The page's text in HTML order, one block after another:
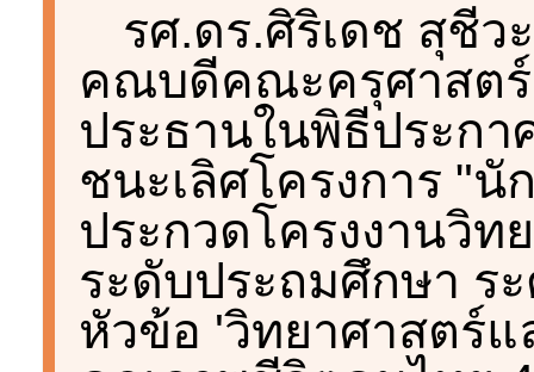
รศ.ดร.ศิริเดช สุชีว
คณบดีคณะครุศาสต
ประธานในพิธีประก
ชนะเลิศโครงการ "
ประกวดโครงงานวิท
ระดับประถมศึกษา ร
หัวข้อ 'วิทยาศาสตร์